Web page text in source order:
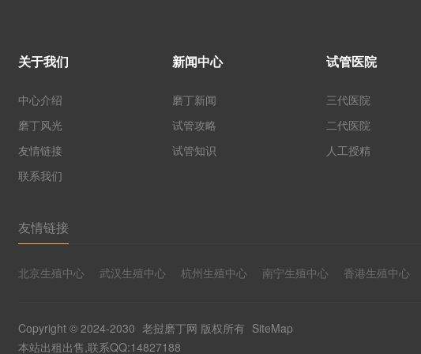
关于我们
中心介绍
磨丁风光
友情链接
联系我们
新闻中心
磨丁新闻
试管攻略
试管知识
试管医院
三代医院
二代医院
人工授精
友情链接
北京生殖中心 武汉生殖中心 杭州生殖中心 南宁生殖中心 香港生殖中心
Copyright © 2024-2030 老挝磨丁网 版权所有 SiteMap
本站出租出售,联系QQ:14827188